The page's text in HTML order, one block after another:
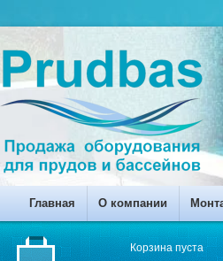
Главная О компании
Корзина пуста